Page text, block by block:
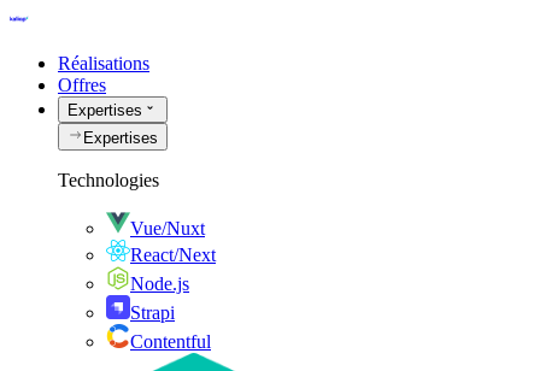
Réalisations
Offres
Expertises
Expertises
Technologies
Vue/Nuxt
React/Next
Node.js
Strapi
Contentful